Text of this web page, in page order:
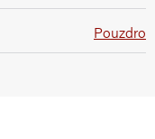
Pouzdro